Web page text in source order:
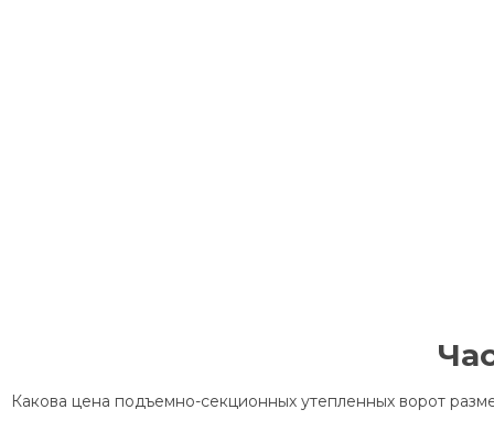
Какова цена подъемно-секционных утепленных ворот